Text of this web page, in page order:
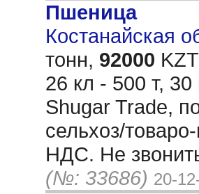
Пшеница
Костанайская
тонн, 92000
26 кл - 500 т,
Shugar Trade,
сельхоз/
НДС. Не
(№: 33686) 20-